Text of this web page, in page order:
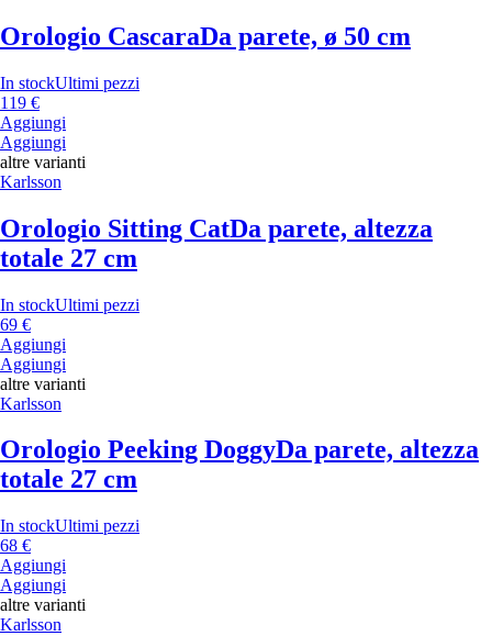
Orologio CascaraDa parete, ø 50 cm
In stockUltimi pezzi
119 €
Aggiungi
Aggiungi
altre varianti
Karlsson
Orologio Sitting CatDa parete, altezza
totale 27 cm
In stockUltimi pezzi
69 €
Aggiungi
Aggiungi
altre varianti
Karlsson
Orologio Peeking DoggyDa parete, altezza
totale 27 cm
In stockUltimi pezzi
68 €
Aggiungi
Aggiungi
altre varianti
Karlsson